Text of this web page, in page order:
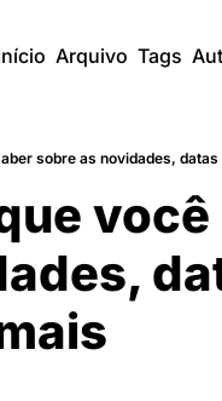
Arquivo Tags
sobre as novidades,